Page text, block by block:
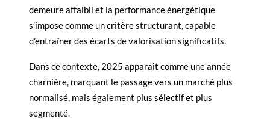
demeure affaibli et la performance énergétique
s’impose comme un critère structurant, capable
d’entraîner des écarts de valorisation significatifs.
Dans ce contexte, 2025 apparaît comme une année
charnière, marquant le passage vers un marché plus
normalisé, mais également plus sélectif et plus
segmenté.